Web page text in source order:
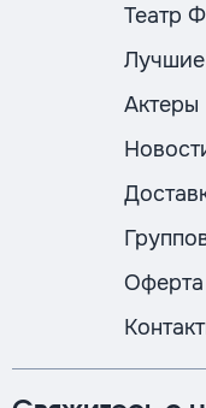
Театр
Лучшие
Актеры
Оферта